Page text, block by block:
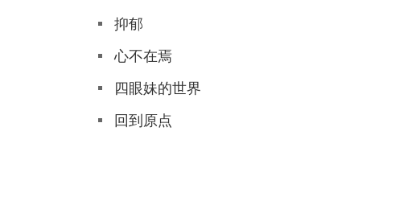
抑郁
心不在焉
四眼妹的世界
回到原点